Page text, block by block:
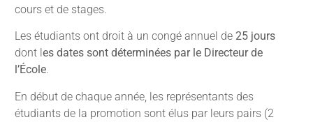
cours et de stages.
Les étudiants ont droit à un congé annuel de25 jours
dont les dates sont déterminées par le Directeur de
l’École.
En début de chaque année, les représentants des
étudiants de la promotion sont élus par leurs pairs (2